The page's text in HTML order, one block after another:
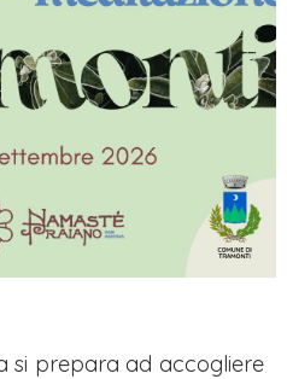
si prepara ad accogliere